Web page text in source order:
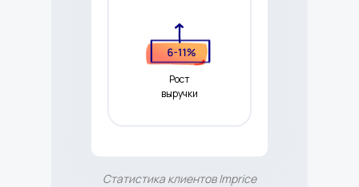
Рост
выручки
Статистика клиентов Imprice